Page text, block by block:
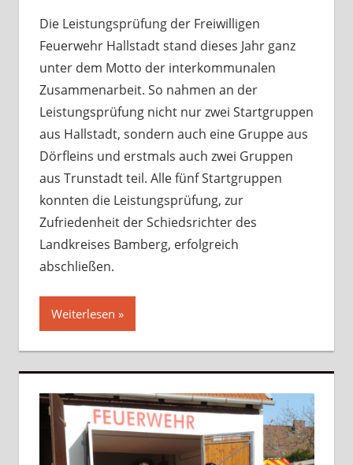
Die Leistungsprüfung der Freiwilligen
Feuerwehr Hallstadt stand dieses Jahr ganz
unter dem Motto der interkommunalen
Zusammenarbeit. So nahmen an der
Leistungsprüfung nicht nur zwei Startgruppen
aus Hallstadt, sondern auch eine Gruppe aus
Dörfleins und erstmals auch zwei Gruppen
aus Trunstadt teil. Alle fünf Startgruppen
konnten die Leistungsprüfung, zur
Zufriedenheit der Schiedsrichter des
Landkreises Bamberg, erfolgreich
abschließen.
Weiterlesen